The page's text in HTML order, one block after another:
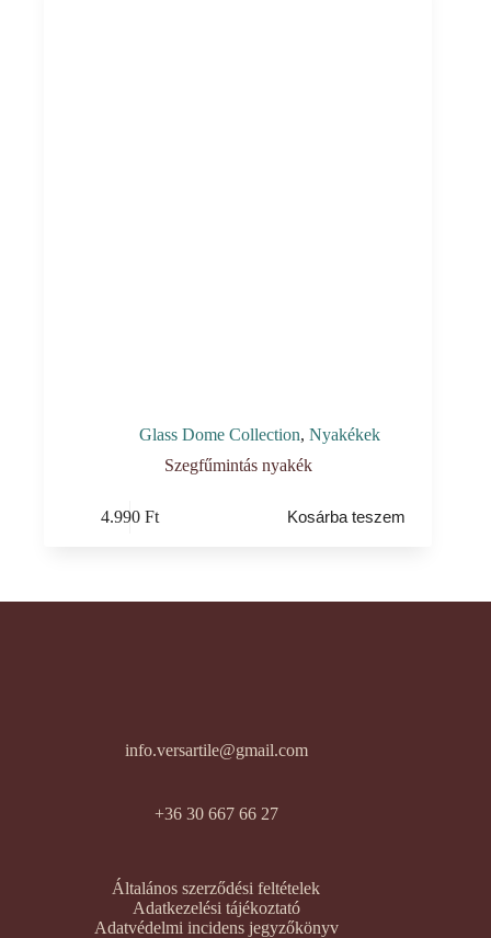
Glass Dome Collection,Nyakékek
Szegfűmintás nyakék
4.990Ft Kosárba teszem
info.versartile@gmail.com
+36 30 667 66 27
Általános szerződési feltételek
Adatkezelési tájékoztató
Adatvédelmi incidens jegyzőkönyv